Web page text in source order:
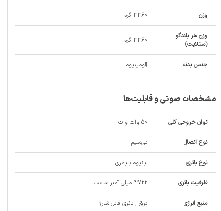
وزن 3360 گرم
وزن هر بلندگو
(ستلایت)
3360 گرم
جنس بدنه آلومینیوم
مشخصات صوتی و قابلیت‌ها
توان خروجی کلی 50 وات وات
نوع اتصال بی‌سیم
نوع باتری لیتیوم پلیمری
ظرفیت باتری 4722 میلی آمپر ساعت
منبع انرژی برق , باتری قابل شارژ